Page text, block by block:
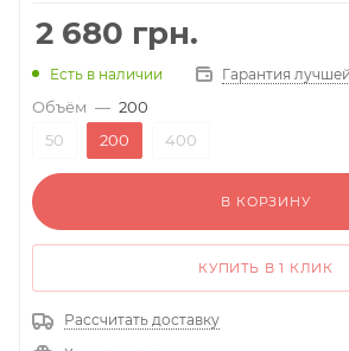
2 680 грн.
Есть в наличии Гарантия
Объём — 200
50
200 400
В КОРЗИНУ
КУПИТЬ В 1 КЛИК
Рассчитать доставку